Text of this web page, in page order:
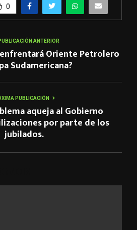
0
ANTERIOR
Oriente Petrolero
Sudamericana?
PUBLICACIÓN
aqueja al Gobierno
por parte de los
jubilados.